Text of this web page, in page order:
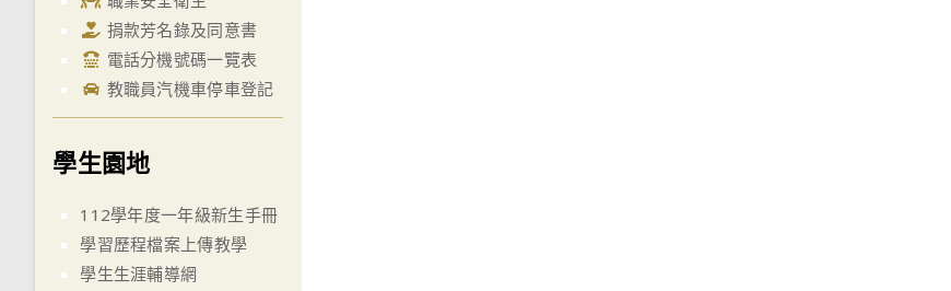
捐款芳名錄及同意書
電話分機號碼一覽表
教職員汽機車停車登記
學生園地
112學年度一年級新生手冊
學習歷程檔案上傳教學
學生生涯輔導網